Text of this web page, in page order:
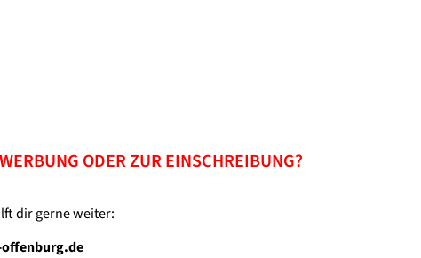
ODER ZUR EINSCHREIBUNG?
dir gerne weiter: